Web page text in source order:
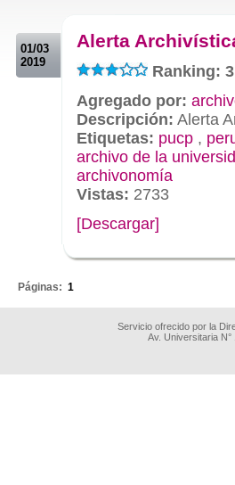
01/03
2019
Alerta
Ranking:
Agregado por:
Descripción: Alerta
Etiquetas: pucp ,
archivo de la
archivonomía
Vistas: 2733
[Descargar]
Páginas: 1
Servicio ofrecido por la
Av. Universitaria